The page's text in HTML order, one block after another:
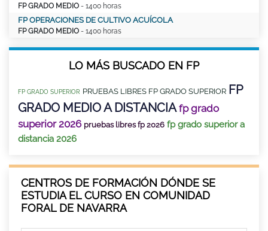
FP GRADO MEDIO - 1400 horas
FP OPERACIONES DE CULTIVO ACUÍCOLA
FP GRADO MEDIO - 1400 horas
LO MÁS BUSCADO EN FP
FP GRADO SUPERIOR PRUEBAS LIBRES FP GRADO SUPERIOR FP
GRADO MEDIO A DISTANCIA fp grado
superior 2026 pruebas libres fp 2026 fp grado superior a
distancia 2026
CENTROS DE FORMACIÓN DÓNDE SE
ESTUDIA EL CURSO EN COMUNIDAD
FORAL DE NAVARRA